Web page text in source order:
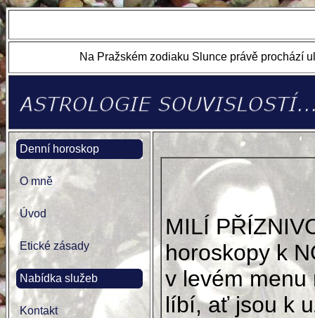
Na Pražském zodiaku Slunce právě prochází
Denní horoskop
O mně
Úvod
Etické zásady
Nabídka služeb
Kontakt
MILÍ
horoskopy k
v levém menu
líbí, ať jsou k